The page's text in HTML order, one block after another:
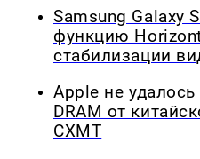
Samsung Galaxy
функцию
стабилизации
Apple не
DRAM от
CXMT